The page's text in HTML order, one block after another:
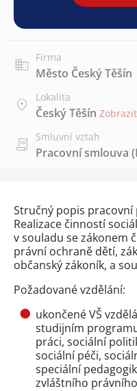
Firma
Město Český Těšín
Lokalita
Český Těšín
Smluvní vztah
Pracovní smlouva
Stručný popis pracovní
Realizace činností
v souladu se zákonem
právní ochraně dětí,
občanský zákoník, a
Požadované vzdělání:
ukončené VŠ
studijním
práci, sociální
sociální péči,
speciální
zvláštního